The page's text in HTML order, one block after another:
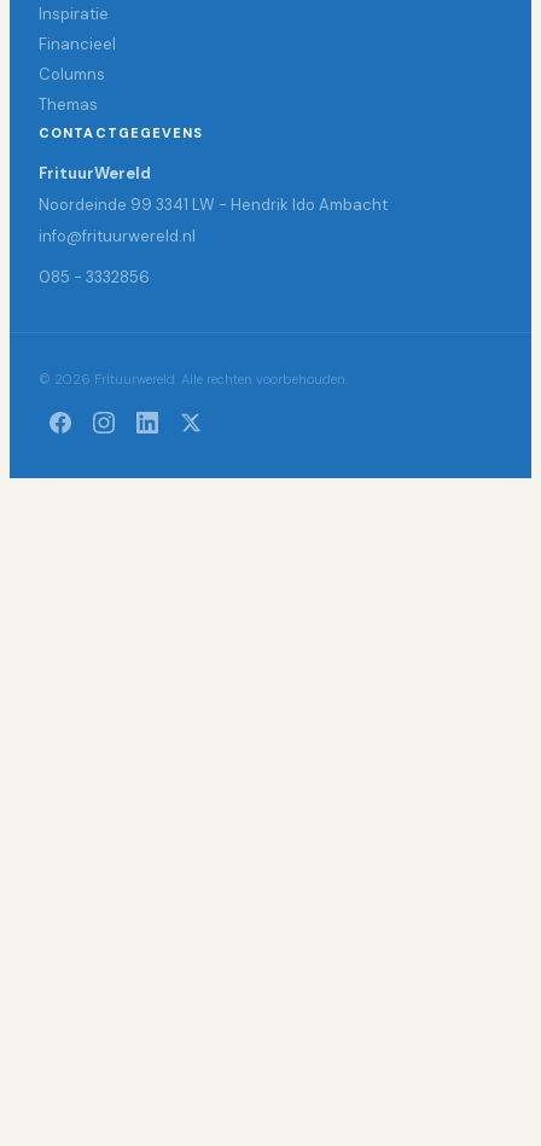
Inspiratie
Financieel
Columns
Themas
CONTACTGEGEVENS
FrituurWereld
Noordeinde 99 3341 LW - Hendrik Ido Ambacht
info@frituurwereld.nl
085 - 3332856
© 2026 Frituurwereld. Alle rechten voorbehouden.